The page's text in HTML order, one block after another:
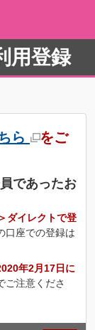
用登録
ら
をご
であったお
ダイレクトで登
口座での登録は
年2月17日に
ご注意くださ